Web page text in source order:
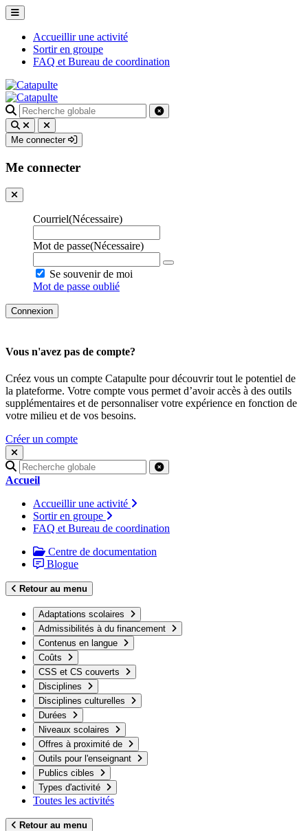
Accueillir une activité
Sortir en groupe
FAQ et Bureau de coordination
Recherche
pour
:
Me connecter
Me connecter
Courriel(Nécessaire)
Mot de passe(Nécessaire)
Se souvenir de moi
Mot de passe oublié
Vous n'avez pas de compte?
Créez vous un compte Catapulte pour découvrir tout le potentiel de
la plateforme. Votre compte vous permet d’avoir accès à des outils
supplémentaires et de personnaliser votre expérience en fonction de
votre milieu et de vos besoins.
Créer un compte
Recherche
pour
Accueil
Accueillir une activité
Sortir en groupe
FAQ et Bureau de coordination
Centre de documentation
Blogue
Retour au menu
Adaptations scolaires
Admissibilités à du financement
Contenus en langue
Coûts
CSS et CS couverts
Disciplines
Disciplines culturelles
Durées
Niveaux scolaires
Offres à proximité de
Outils pour l'enseignant
Publics cibles
Types d'activité
Toutes les activités
Retour au menu